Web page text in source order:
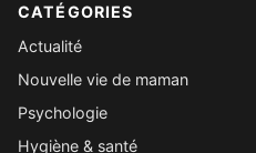
CATÉGORIES
Actualité
Nouvelle vie de maman
Psychologie
Hygiène & santé